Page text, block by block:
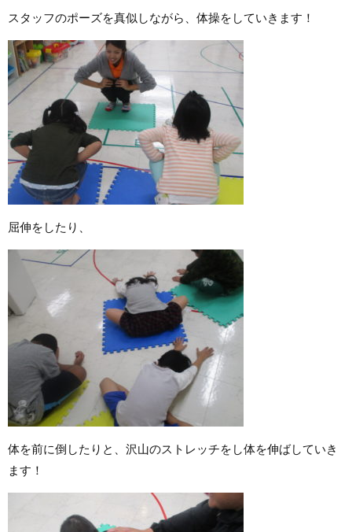
スタッフのポーズを真似しながら、体操をしていきます！
屈伸をしたり、
体を前に倒したりと、沢山のストレッチをし体を伸ばしていき
ます！